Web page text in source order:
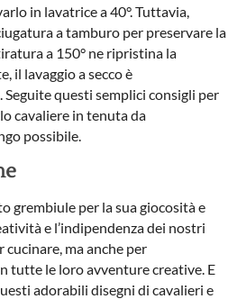
in lavatrice a 40°. Tuttavia,
a tamburo per preservare la
a 150° ne ripristina la
il lavaggio a secco è
questi semplici consigli per
cavaliere in tenuta da
possibile.
grembiule per la sua giocosità e
e l’indipendenza dei nostri
cucinare, ma anche per
tutte le loro avventure creative. E
adorabili disegni di cavalieri e